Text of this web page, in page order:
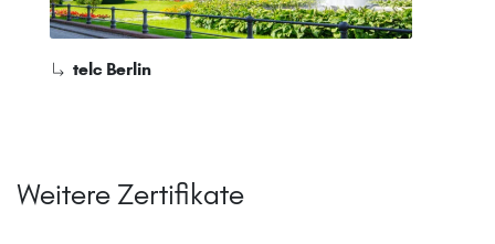
telc Berlin
Weitere Zertifikate